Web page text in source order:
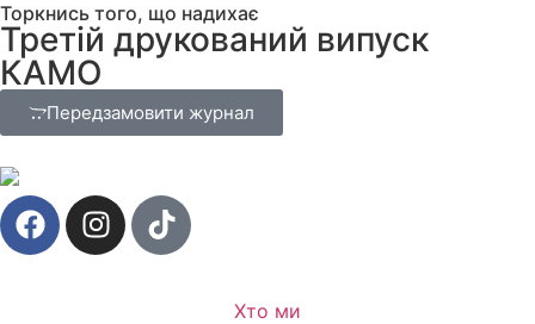
Торкнись того, що надихає
Третій друкований випуск
КАМО
Передзамовити журнал
Хто ми